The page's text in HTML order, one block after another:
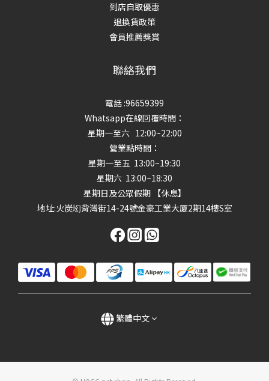
到店自取優惠
退換貨政策
會員推薦獎賞
聯絡我們
電話 :96659399
Whatsapp在線回覆時間：
星期一至六 12:00~22:00
營業點時間：
星期一至五 13:00~19:30
星期六 13:00~18:30
星期日及公眾假期 【休息】
地址:火炭㘭背灣街14-24號金豪工業大厦2期14樓S室
繁體中文